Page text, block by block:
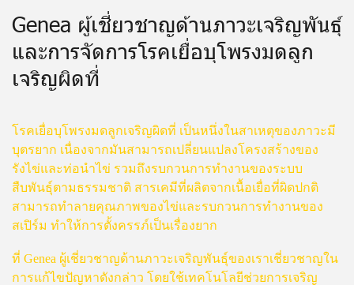
Genea ผู้เชี่ยวชาญด้านภาวะเจริญพันธุ์
และการจัดการโรคเยื่อบุโพรงมดลูก
เจริญผิดที่
โรคเยื่อบุโพรงมดลูกเจริญผิดที่ เป็นหนึ่งในสาเหตุของภาวะมี
บุตรยาก เนื่องจากมันสามารถเปลี่ยนแปลงโครงสร้างของ
รังไข่และท่อนำไข่ รวมถึงรบกวนการทำงานของระบบ
สืบพันธุ์ตามธรรมชาติ สารเคมีที่ผลิตจากเนื้อเยื่อที่ผิดปกติ
สามารถทำลายคุณภาพของไข่และรบกวนการทำงานของ
สเปิร์ม ทำให้การตั้งครรภ์เป็นเรื่องยาก
ที่ Genea ผู้เชี่ยวชาญด้านภาวะเจริญพันธุ์ของเราเชี่ยวชาญใน
การแก้ไขปัญหาดังกล่าว โดยใช้เทคโนโลยีช่วยการเจริญ